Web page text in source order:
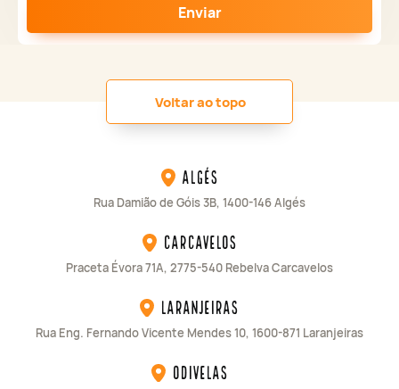
Enviar
Voltar ao topo
Algés
Rua Damião de Góis 3B, 1400-146 Algés
Carcavelos
Praceta Évora 71A, 2775-540 Rebelva Carcavelos
Laranjeiras
Rua Eng. Fernando Vicente Mendes 10, 1600-871 Laranjeiras
Odivelas